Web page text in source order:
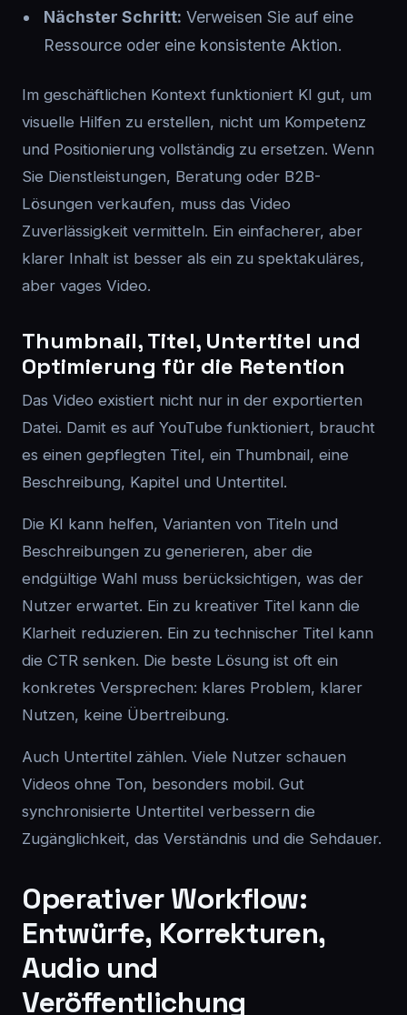
Nächster Schritt: Verweisen Sie auf eine
Ressource oder eine konsistente Aktion.
Im geschäftlichen Kontext funktioniert KI gut, um
visuelle Hilfen zu erstellen, nicht um Kompetenz
und Positionierung vollständig zu ersetzen. Wenn
Sie Dienstleistungen, Beratung oder B2B-
Lösungen verkaufen, muss das Video
Zuverlässigkeit vermitteln. Ein einfacherer, aber
klarer Inhalt ist besser als ein zu spektakuläres,
aber vages Video.
Thumbnail, Titel, Untertitel und
Optimierung für die Retention
Das Video existiert nicht nur in der exportierten
Datei. Damit es auf YouTube funktioniert, braucht
es einen gepflegten Titel, ein Thumbnail, eine
Beschreibung, Kapitel und Untertitel.
Die KI kann helfen, Varianten von Titeln und
Beschreibungen zu generieren, aber die
endgültige Wahl muss berücksichtigen, was der
Nutzer erwartet. Ein zu kreativer Titel kann die
Klarheit reduzieren. Ein zu technischer Titel kann
die CTR senken. Die beste Lösung ist oft ein
konkretes Versprechen: klares Problem, klarer
Nutzen, keine Übertreibung.
Auch Untertitel zählen. Viele Nutzer schauen
Videos ohne Ton, besonders mobil. Gut
synchronisierte Untertitel verbessern die
Zugänglichkeit, das Verständnis und die Sehdauer.
Operativer Workflow:
Entwürfe, Korrekturen,
Audio und
Veröffentlichung